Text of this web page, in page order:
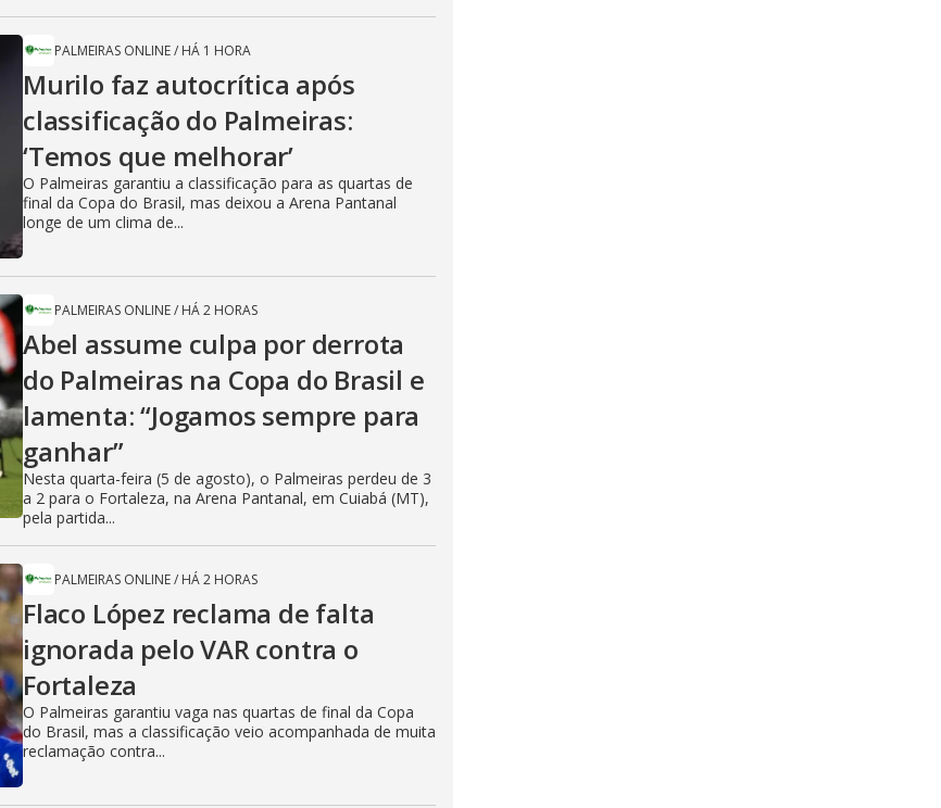
PALMEIRAS ONLINE/ HÁ 1 HORA
Murilo faz autocrítica após
classificação do Palmeiras:
‘Temos que melhorar’
O Palmeiras garantiu a classificação para as quartas de
final da Copa do Brasil, mas deixou a Arena Pantanal
longe de um clima de...
PALMEIRAS ONLINE/ HÁ 2 HORAS
Abel assume culpa por derrota
do Palmeiras na Copa do Brasil e
lamenta: “Jogamos sempre para
ganhar”
Nesta quarta-feira (5 de agosto), o Palmeiras perdeu de 3
a 2 para o Fortaleza, na Arena Pantanal, em Cuiabá (MT),
pela partida...
PALMEIRAS ONLINE/ HÁ 2 HORAS
Flaco López reclama de falta
ignorada pelo VAR contra o
Fortaleza
O Palmeiras garantiu vaga nas quartas de final da Copa
do Brasil, mas a classificação veio acompanhada de muita
reclamação contra...